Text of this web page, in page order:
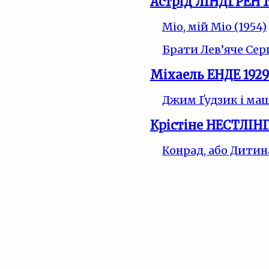
Міо, мій Міо (1954)
Брати Лев’яче
Міхаель ЕНДЕ
Джим Ґудзик і
Крістіне
Конрад, або